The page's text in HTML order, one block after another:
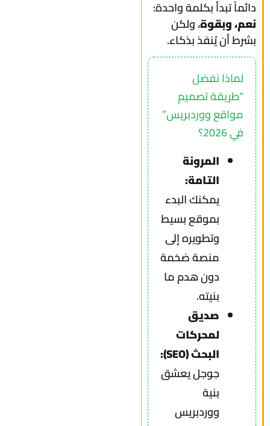
دائماً تبدأ بكلمة واحدة:
نعم، وبقوة، ولكن
بشرط أن يُنفذ بذكاء.
لماذا نفضل
“طريقة تصميم
مواقع ووردبريس”
في 2026؟
المرونة
التامة:
يمكنك البدء
بموقع بسيط
وتطويره إلى
منصة ضخمة
دون هدم ما
بنيته.
صديق
لمحركات
البحث (SEO):
جوجل يعشق
بنية
ووردبريس